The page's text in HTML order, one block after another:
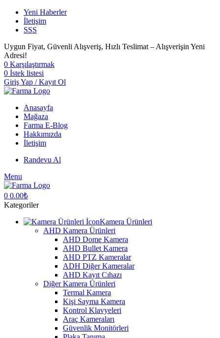
Yeni Haberler
İletişim
SSS
Uygun Fiyat, Güvenli Alışveriş, Hızlı Teslimat – Alışverişin Yeni
Adresi!
0 Karşılaştırmak
0 İstek listesi
Giriş Yap / Kayıt Ol
Anasayfa
Mağaza
Farma E-Blog
Hakkımızda
İletişim
Randevu Al
Menu
0 0.00₺
Kategoriler
Kamera Ürünleri
AHD Kamera Ürünleri
AHD Dome Kamera
AHD Bullet Kamera
AHD PTZ Kameralar
ADH Diğer Kameralar
AHD Kayıt Cıhazı
Diğer Kamera Ürünleri
Termal Kamera
Kişi Sayma Kamera
Kontrol Klavyeleri
Araç Kameraları
Güvenlik Monitörleri